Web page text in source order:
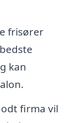
frisører
kan
firma vil